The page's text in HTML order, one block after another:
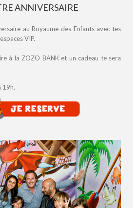
ANNIVERSAIRE
au Royaume des Enfants avec tes
VIP.
à la ZOZO BANK et un cadeau te sera
19h.